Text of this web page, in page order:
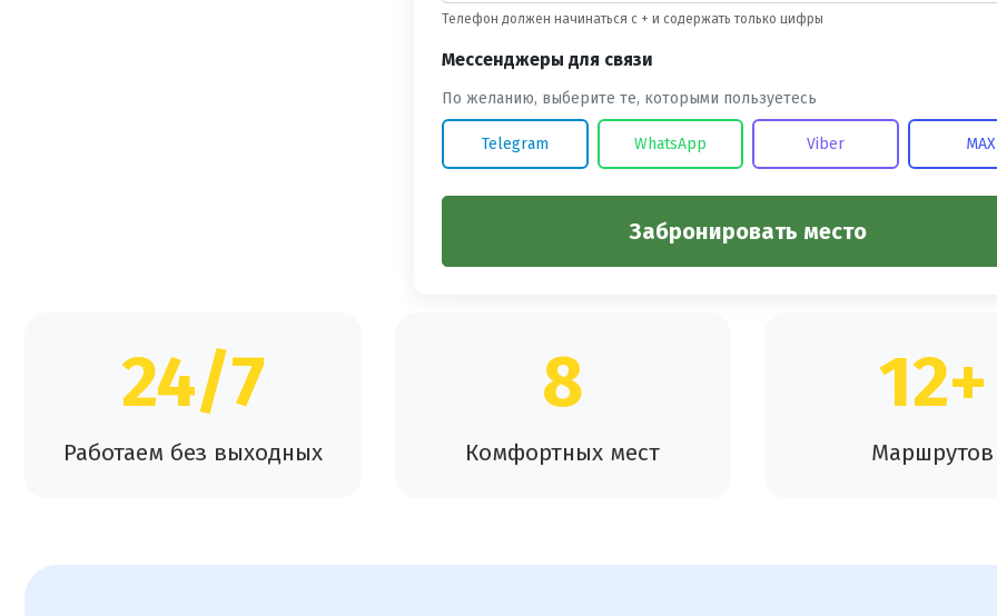
Телефон должен начинаться с + и содержать только цифры
Мессенджеры для связи
По желанию, выберите те, которыми пользуетесь
Telegram WhatsApp Viber MAX
Забронировать место
24/7
Работаем без выходных
8
Комфортных мест
12+
Маршрутов